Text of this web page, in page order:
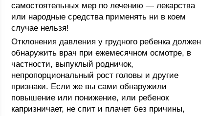
самостоятельных мер по лечению — лекарства
или народные средства применять ни в коем
случае нельзя!
Отклонения давления у грудного ребенка должен
обнаружить врач при ежемесячном осмотре, в
частности, выпуклый родничок,
непропорциональный рост головы и другие
признаки. Если же вы сами обнаружили
повышение или понижение, или ребенок
капризничает, не спит и плачет без причины,